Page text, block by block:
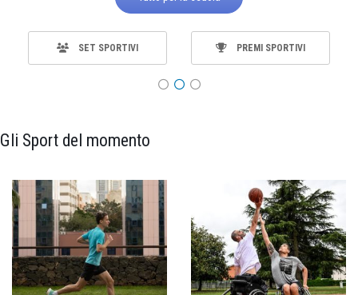
SET SPORTIVI PREMI SPORTIVI
Gli Sport del momento